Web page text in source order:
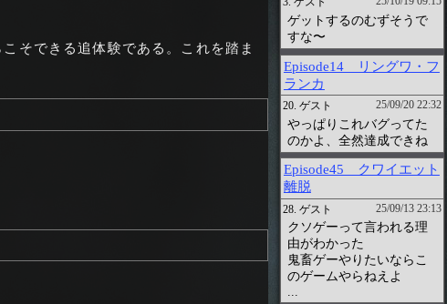
そできる追体験である。これを踏ま